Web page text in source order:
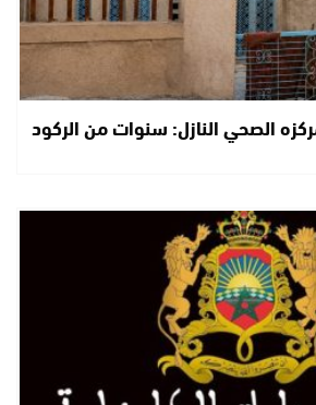
الصحي النازل: سنوات من الركود